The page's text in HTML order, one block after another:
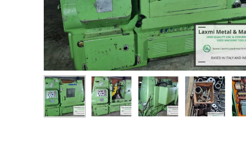
Appuyez sur Entrée pour rechercher ou ESC pour fermer